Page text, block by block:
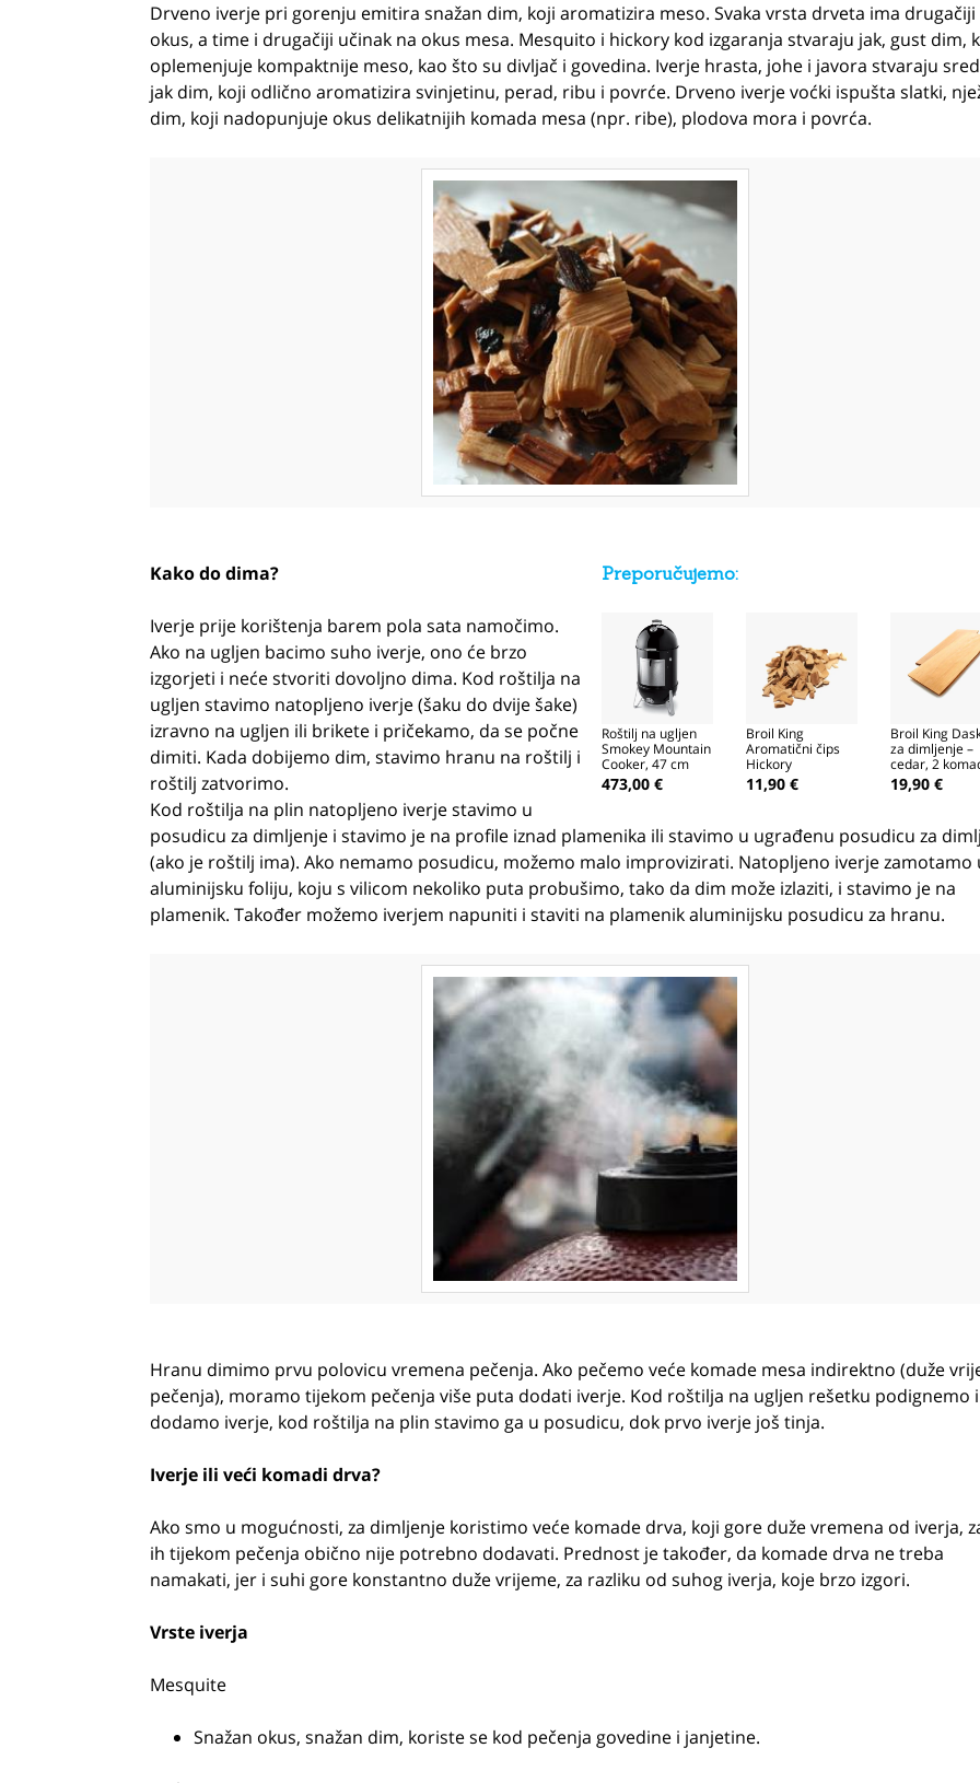
Drveno iverje pri gorenju emitira snažan dim, koji aromatizira meso. Svaka vrsta drveta ima drugačiji
okus, a time i drugačiji učinak na okus mesa. Mesquito i hickory kod izgaranja stvaraju jak, gust dim,
oplemenjuje kompaktnije meso, kao što su divljač i govedina. Iverje hrasta, johe i javora stvaraju
jak dim, koji odlično aromatizira svinjetinu, perad, ribu i povrće. Drveno iverje voćki ispušta slatki,
dim, koji nadopunjuje okus delikatnijih komada mesa (npr. ribe), plodova mora i povrća.
Preporučujemo:
Roštilj na ugljen
Smokey Mountain
Cooker, 47 cm
473,00 €
Broil King
Aromatični čips
Hickory
11,90 €
Broil King
za dimljenje –
cedar, 2
19,90 €
Kako do dima?
Iverje prije korištenja barem pola sata namočimo.
Ako na ugljen bacimo suho iverje, ono će brzo
izgorjeti i neće stvoriti dovoljno dima. Kod roštilja na
ugljen stavimo natopljeno iverje (šaku do dvije šake)
izravno na ugljen ili brikete i pričekamo, da se počne
dimiti. Kada dobijemo dim, stavimo hranu na roštilj i
roštilj zatvorimo.
Kod roštilja na plin natopljeno iverje stavimo u
posudicu za dimljenje i stavimo je na profile iznad plamenika ili stavimo u ugrađenu posudicu za
(ako je roštilj ima). Ako nemamo posudicu, možemo malo improvizirati. Natopljeno iverje zamotamo
aluminijsku foliju, koju s vilicom nekoliko puta probušimo, tako da dim može izlaziti, i stavimo je na
plamenik. Također možemo iverjem napuniti i staviti na plamenik aluminijsku posudicu za hranu.
Hranu dimimo prvu polovicu vremena pečenja. Ako pečemo veće komade mesa indirektno (duže
pečenja), moramo tijekom pečenja više puta dodati iverje. Kod roštilja na ugljen rešetku podignemo i
dodamo iverje, kod roštilja na plin stavimo ga u posudicu, dok prvo iverje još tinja.
Iverje ili veći komadi drva?
Ako smo u mogućnosti, za dimljenje koristimo veće komade drva, koji gore duže vremena od iverja,
ih tijekom pečenja obično nije potrebno dodavati. Prednost je također, da komade drva ne treba
namakati, jer i suhi gore konstantno duže vrijeme, za razliku od suhog iverja, koje brzo izgori.
Vrste iverja
Mesquite
Snažan okus, snažan dim, koriste se kod pečenja govedine i janjetine.